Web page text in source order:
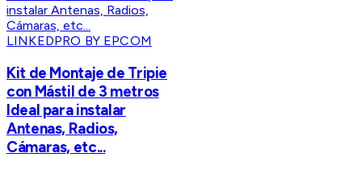
LINKEDPRO BY EPCOM
Kit de Montaje de Tripie
con Mástil de 3 metros
Ideal para instalar
Antenas, Radios,
Cámaras, etc...